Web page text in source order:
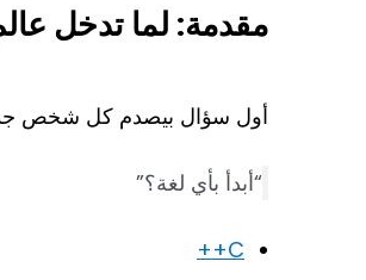
مقدمة: لما تدخل
أول سؤال بيصدم كل شخص
“أبدأ بأي لغة؟”
C++